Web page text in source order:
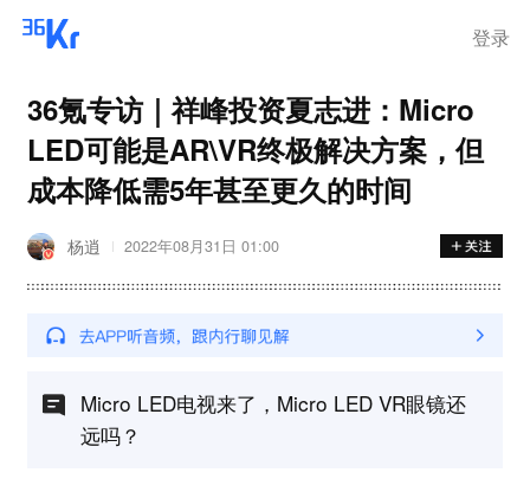
登录
36氪专访｜祥峰投资夏志进：Micro
LED可能是AR\VR终极解决方案，但
成本降低需5年甚至更久的时间
杨逍 2022年08月31日 01:00
Micro LED电视来了，Micro LED VR眼镜还
远吗？